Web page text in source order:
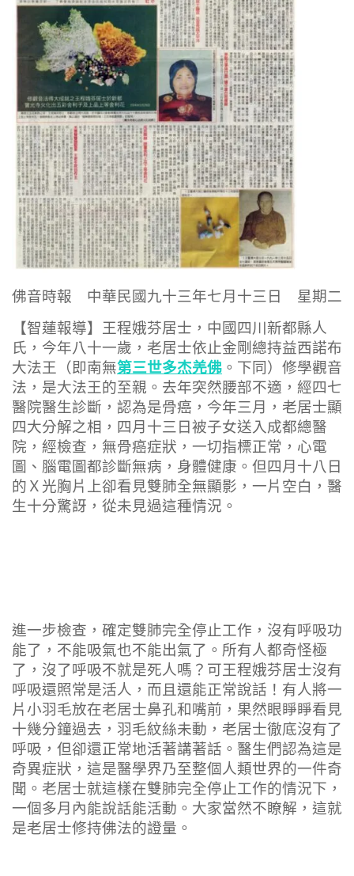
佛音時報 中華民國九十三年七月十三日 星期二
【智蓮報導】王程娥芬居士，中國四川新都縣人
氏，今年八十一歲，老居士依止金剛總持益西諾布
大法王（即南無第三世多杰羌佛 。下同）修學觀音
法，是大法王的至親。去年突然腰部不適，經四七
醫院醫生診斷，認為是骨癌，今年三月，老居士顯
四大分解之相，四月十三日被子女送入成都總醫
院，經檢查，無骨癌症狀，一切指標正常，心電
圖、腦電圖都診斷無病，身體健康。但四月十八日
的Ｘ光胸片上卻看見雙肺全無顯影，一片空白，醫
生十分驚訝，從未見過這種情況。
進一步檢查，確定雙肺完全停止工作，沒有呼吸功
能了，不能吸氣也不能出氣了。所有人都奇怪極
了，沒了呼吸不就是死人嗎？可王程娥芬居士沒有
呼吸還照常是活人，而且還能正常說話！有人將一
片小羽毛放在老居士鼻孔和嘴前，果然眼睜睜看見
十幾分鐘過去，羽毛紋絲未動，老居士徹底沒有了
呼吸，但卻還正常地活著講著話。醫生們認為這是
奇異症狀，這是醫學界乃至整個人類世界的一件奇
聞。老居士就這樣在雙肺完全停止工作的情況下，
一個多月內能說話能活動。大家當然不瞭解，這就
是老居士修持佛法的證量。